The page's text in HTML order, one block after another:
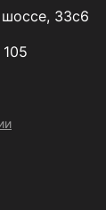
шоссе, 33с6